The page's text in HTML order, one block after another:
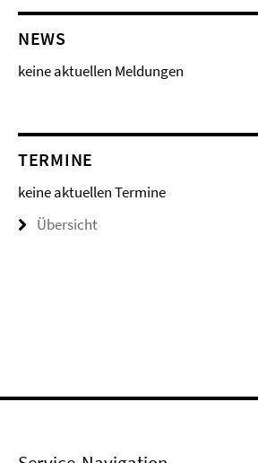
NEWS
keine aktuellen Meldungen
TERMINE
keine aktuellen Termine
Übersicht